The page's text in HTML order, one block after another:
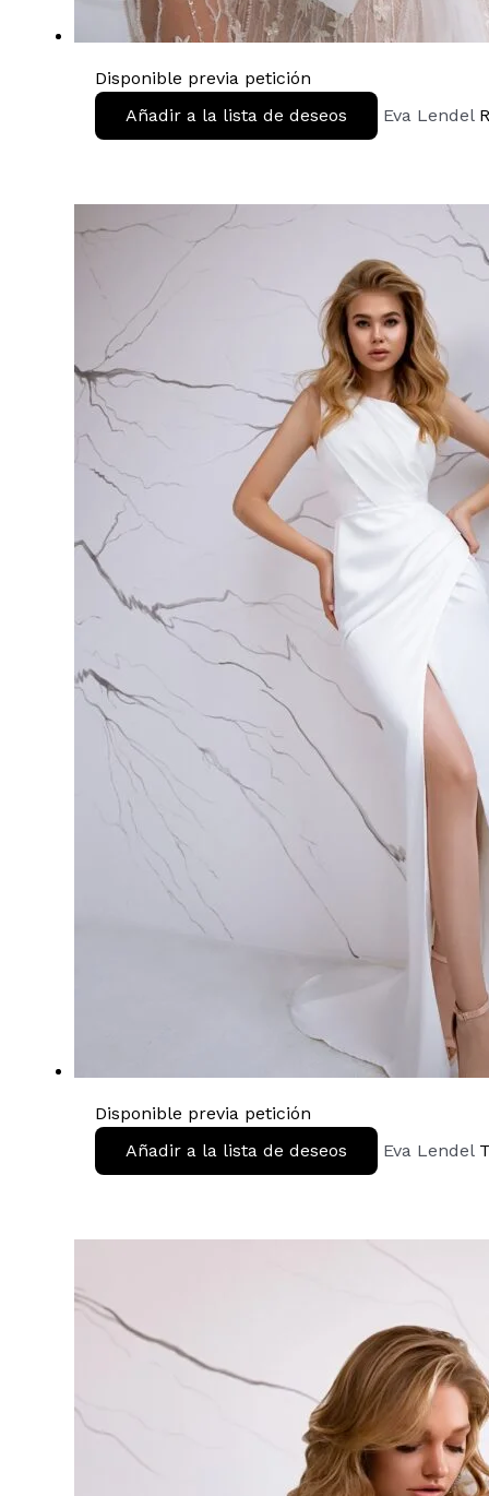
Disponible previa petición
Añadir a la lista de deseos
Eva Lendel
Disponible previa petición
Añadir a la lista de deseos
Eva Lendel